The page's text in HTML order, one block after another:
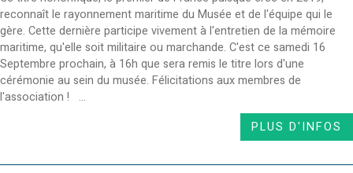
reconnaît le rayonnement maritime du Musée et de l'équipe qui le
gère. Cette dernière participe vivement à l'entretien de la mémoire
maritime, qu'elle soit militaire ou marchande. C'est ce samedi 16
Septembre prochain, à 16h que sera remis le titre lors d'une
cérémonie au sein du musée. Félicitations aux membres de
l'association ! ...
PLUS D'INFOS